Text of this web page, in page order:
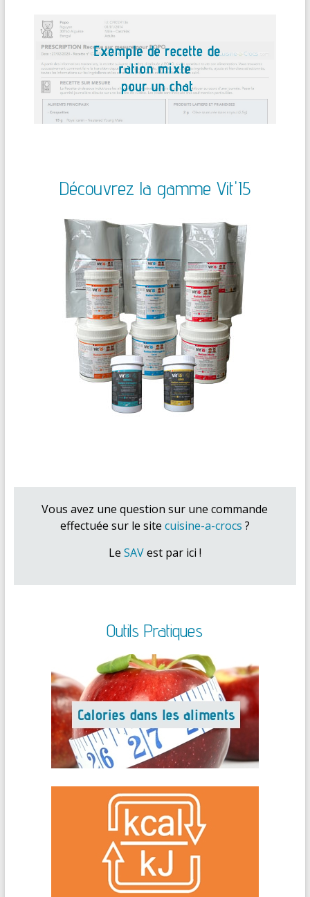
Découvrez la gamme Vit'I5
Vous avez une question sur une commande
effectuée sur le site cuisine-a-crocs ?
Le SAVest par ici !
Outils Pratiques